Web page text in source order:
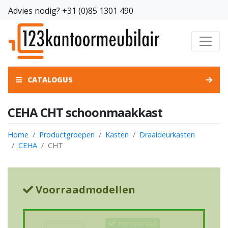
Advies nodig? +31 (0)85 1301 490
CATALOGUS
CEHA CHT schoonmaakkast
Home Productgroepen Kasten
Draaideurkasten
CEHA
CHT
Voorraadmodellen